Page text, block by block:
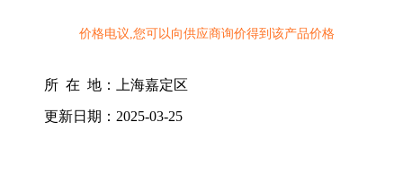
价格电议,您可以向供应商询价得到该产品价格
所 在 地： 上海嘉定区
更新日期： 2025-03-25